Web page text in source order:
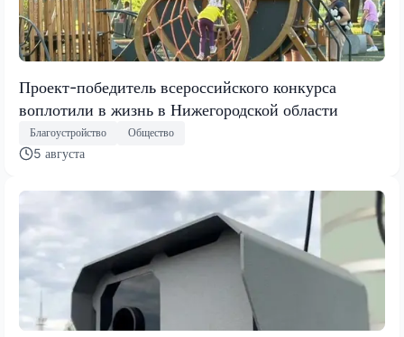
Проект-победитель всероссийского конкурса
воплотили в жизнь в Нижегородской области
Благоустройство Общество
5 августа